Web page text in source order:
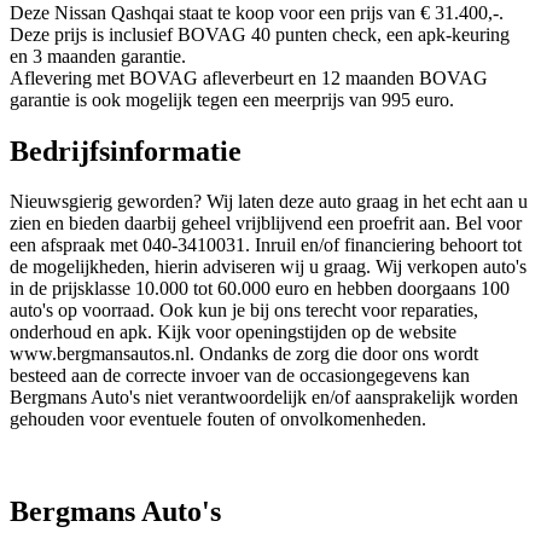
Deze Nissan Qashqai staat te koop voor een prijs van € 31.400,-.
Deze prijs is inclusief BOVAG 40 punten check, een apk-keuring
en 3 maanden garantie.
Aflevering met BOVAG afleverbeurt en 12 maanden BOVAG
garantie is ook mogelijk tegen een meerprijs van 995 euro.
Bedrijfsinformatie
Nieuwsgierig geworden? Wij laten deze auto graag in het echt aan u
zien en bieden daarbij geheel vrijblijvend een proefrit aan. Bel voor
een afspraak met 040-3410031. Inruil en/of financiering behoort tot
de mogelijkheden, hierin adviseren wij u graag. Wij verkopen auto's
in de prijsklasse 10.000 tot 60.000 euro en hebben doorgaans 100
auto's op voorraad. Ook kun je bij ons terecht voor reparaties,
onderhoud en apk. Kijk voor openingstijden op de website
www.bergmansautos.nl. Ondanks de zorg die door ons wordt
besteed aan de correcte invoer van de occasiongegevens kan
Bergmans Auto's niet verantwoordelijk en/of aansprakelijk worden
gehouden voor eventuele fouten of onvolkomenheden.
Bergmans Auto's